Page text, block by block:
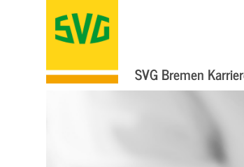
SVG Bremen